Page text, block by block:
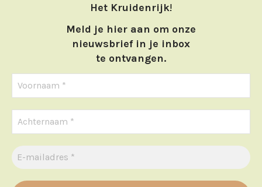
Het Kruidenrijk!
Meld je hier aan om onze
nieuwsbrief in je inbox
te ontvangen.
Home
Webwinkel
Cursussen
Bestelwijze
Algemene Voorwaarden Cursus en Webshop
ervaring op onze website bieden. Als u doorgaat met het